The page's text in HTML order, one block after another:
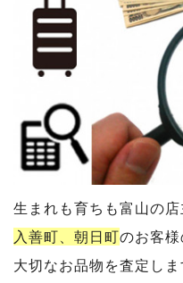
生まれも育ちも富山の店
入善町、朝日町のお客
大切なお品物を査定しま